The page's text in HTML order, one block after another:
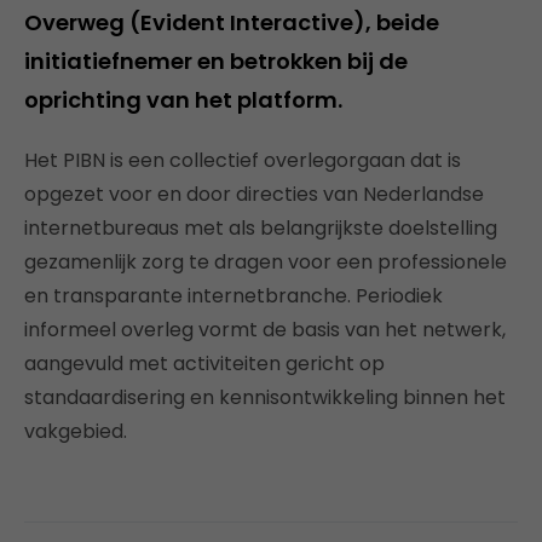
Overweg (Evident Interactive), beide
initiatiefnemer en betrokken bij de
oprichting van het platform.
Het PIBN is een collectief overlegorgaan dat is
opgezet voor en door directies van Nederlandse
internetbureaus met als belangrijkste doelstelling
gezamenlijk zorg te dragen voor een professionele
en transparante internetbranche. Periodiek
informeel overleg vormt de basis van het netwerk,
aangevuld met activiteiten gericht op
standaardisering en kennisontwikkeling binnen het
vakgebied.